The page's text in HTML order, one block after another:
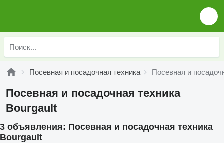
Посевная и посадочная техника Посевная и
Посевная и посадочная техника
Bourgault
3 объявления: Посевная и посадочная техника
Bourgault